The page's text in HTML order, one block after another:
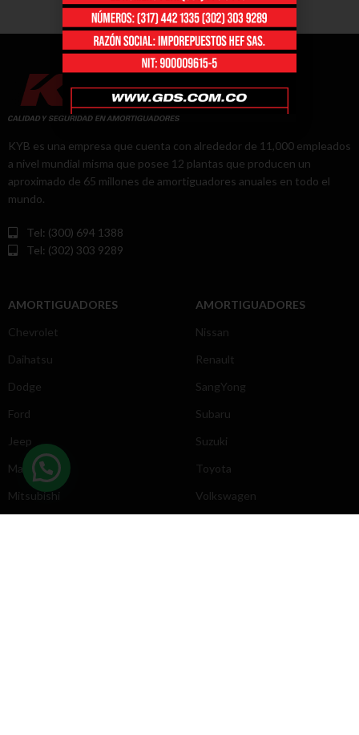
KYB es una empresa que cuenta con alrededor de 11,000 empleados
a nivel mundial misma que posee 12 plantas que producen un
aproximado de 65 millones de amortiguadores anuales en todo el
mundo.
Tel: (300) 694 1388
Tel: (302) 303 9289
AMORTIGUADORES
Chevrolet
Daihatsu
Dodge
Ford
Jeep
Mazda
Mitsubishi
AMORTIGUADORES
Nissan
Renault
SangYong
Subaru
Suzuki
Toyota
Volkswagen